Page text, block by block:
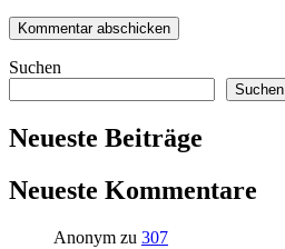
Suchen
Suchen
Neueste Beiträge
Neueste Kommentare
Anonym zu 307